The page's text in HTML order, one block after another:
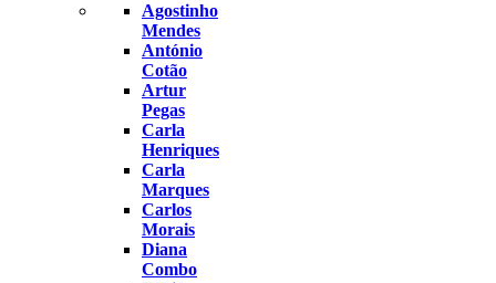
Agostinho
Mendes
António
Cotão
Artur
Pegas
Carla
Henriques
Carla
Marques
Carlos
Morais
Diana
Combo